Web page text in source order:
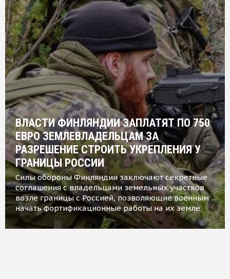
ВЛАСТИ ФИНЛЯНДИИ ЗАПЛАТЯТ ПО 750
ЕВРО ЗЕМЛЕВЛАДЕЛЬЦАМ ЗА
РАЗРЕШЕНИЕ СТРОИТЬ УКРЕПЛЕНИЯ У
ГРАНИЦЫ РОССИИ
Силы обороны Финляндии заключают секретные
соглашения с владельцами земельных участков
возле границы с Россией, позволяющие военным
начать фортификационные работы на их земле